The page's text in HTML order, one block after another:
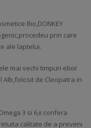
Bio,DONKEY
prin care
ale laptelui.
mai vechi timpuri elixir
de Cleopatra in
3 si 6,ii confera
calitate de a preveni